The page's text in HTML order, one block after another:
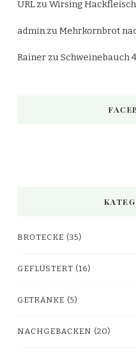
URL zuWirsing
adminzuMehrkornbrot
Rainer zuSchweinebauch
BROTECKE (35)
GEFLÜSTERT (16)
GETRÄNKE (5)
NACHGEBACKEN (20)